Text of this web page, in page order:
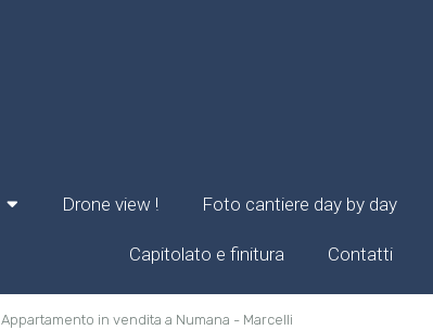
Drone view ! Foto cantiere day by day
Capitolato e finitura Contatti
Appartamento in vendita a Numana - Marcelli